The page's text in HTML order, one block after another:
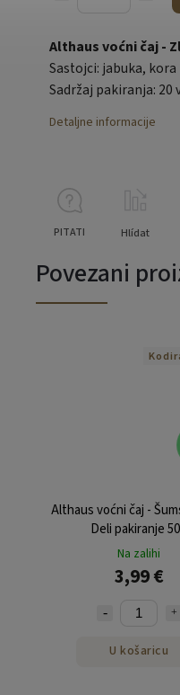
Althaus voćni čaj -
Sastojci: jabuka,
Sadržaj pakiranja: 20
Detaljne informacije
PITATI Hlídat
Povezani
Althaus voćni čaj -
Deli pakiranje
Na zalihi
3,99 €
U košaricu